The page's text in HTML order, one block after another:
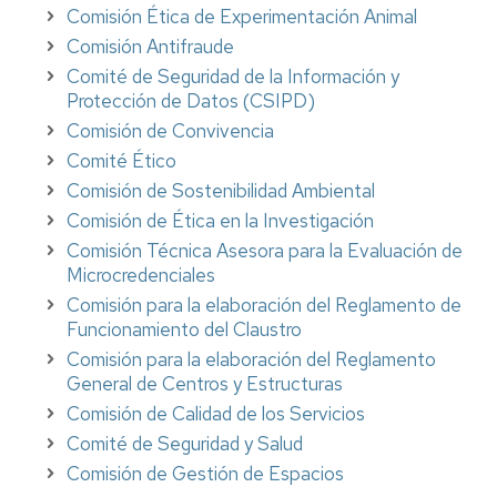
Comisión Ética de Experimentación Animal
Comisión Antifraude
Comité de Seguridad de la Información y
Protección de Datos (CSIPD)
Comisión de Convivencia
Comité Ético
Comisión de Sostenibilidad Ambiental
Comisión de Ética en la Investigación
Comisión Técnica Asesora para la Evaluación de
Microcredenciales
Comisión para la elaboración del Reglamento de
Funcionamiento del Claustro
Comisión para la elaboración del Reglamento
General de Centros y Estructuras
Comisión de Calidad de los Servicios
Comité de Seguridad y Salud
Comisión de Gestión de Espacios